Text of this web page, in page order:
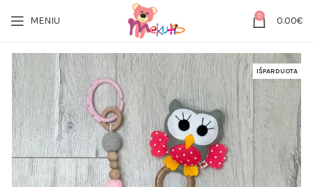
MENIU 0 0.00€
IŠPARDUOTA